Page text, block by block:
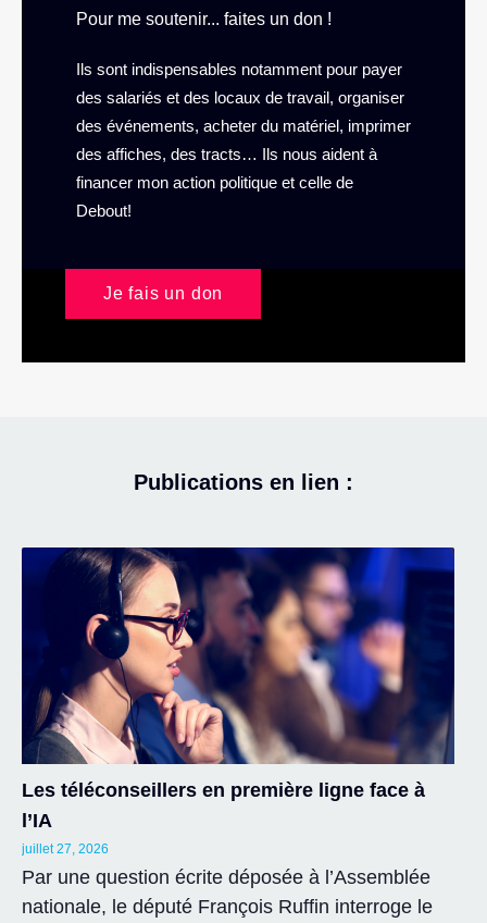
Pour me soutenir... faites un don !
Ils sont indispensables notamment pour payer
des salariés et des locaux de travail, organiser
des événements, acheter du matériel, imprimer
des affiches, des tracts… Ils nous aident à
financer mon action politique et celle de
Debout!
Je fais un don
Publications en lien :
Les téléconseillers en première ligne face à
l’IA
juillet 27, 2026
Par une question écrite déposée à l’Assemblée
nationale, le député François Ruffin interroge le